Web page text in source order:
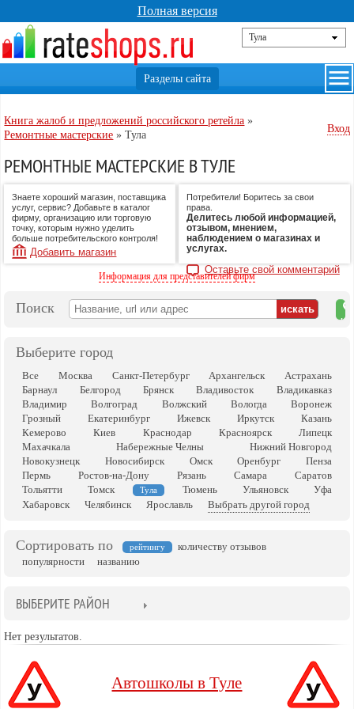
Полная версия
Книга жалоб и предложений российского ретейла »
Ремонтные мастерские »Тула
Вход
РЕМОНТНЫЕ МАСТЕРСКИЕ В ТУЛЕ
Знаете хороший магазин, поставщика
услуг, сервис? Добавьте в каталог
фирму, организацию или торговую
точку, которым нужно уделить
больше потребительского контроля!
Добавить магазин
Потребители! Боритесь за свои
права.
Делитесь любой информацией,
отзывом, мнением,
наблюдением о магазинах и
услугах.
Оставьте свой комментарий
Информация для представителей фирм
Поиск
на
Выберите город
Все Москва Санкт-Петербург Архангельск
Астрахань
Барнаул
Белгород Брянск Владивосток
Владикавказ
Владимир
Волгоград Волжский Вологда
Воронеж
Грозный
Екатеринбург Ижевск Иркутск
Казань
Кемерово
Киев Краснодар Красноярск
Липецк
Махачкала
Набережные Челны
Нижний Новгород
Новокузнецк
Новосибирск Омск Оренбург
Пенза
Пермь
Ростов-на-Дону Рязань Самара
Саратов
Тольятти
Томск Тула Тюмень Ульяновск
Уфа
Хабаровск
Челябинск Ярославль Выбрать другой город
Сортировать по рейтингу
количеству отзывов
популярности
названию
ВЫБЕРИТЕ РАЙОН
Нет результатов.
Автошколы в Туле